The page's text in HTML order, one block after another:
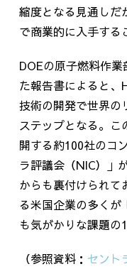
縮度となる見通しだ
で商業的に入手する
DOEの原子燃料作
た報告書によると、
技術の開発で世界の
ステップとなる。こ
開する約100社のコ
ラ評議会（NIC）」
からも裏付けられて
る米国企業の多くが
も気がかりな課題の
（参照資料： セント